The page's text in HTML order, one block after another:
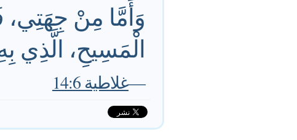
وَأَمَّا مِنْ جِهَتِي،
الْمَسِيحِ، الَّذِي
—غلاطية 14:6